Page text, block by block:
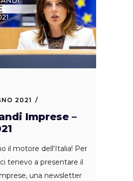
2021
Imprese –
il motore dell'Italia! Per
tenevo a presentare il
una newsletter